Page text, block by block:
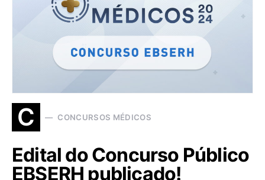
C CONCURSOS MÉDICOS
Edital do Concurso Público
EBSERH publicado!